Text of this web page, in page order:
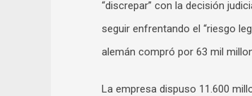
“discrepar” con la decisión
seguir enfrentando el “riesgo
alemán compró por 63 mil
La empresa dispuso 11.600